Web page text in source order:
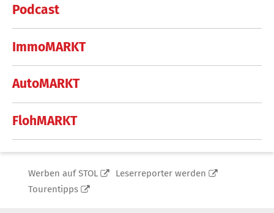
Podcast
ImmoMARKT
AutoMARKT
FlohMARKT
Werben auf STOL
Leserreporter werden
Tourentipps